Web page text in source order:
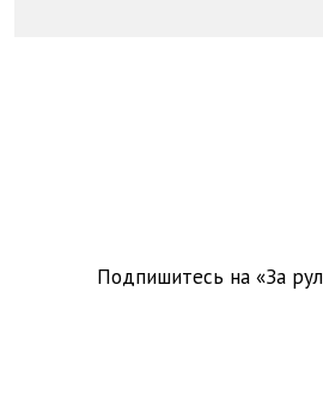
Подпишитесь на «За